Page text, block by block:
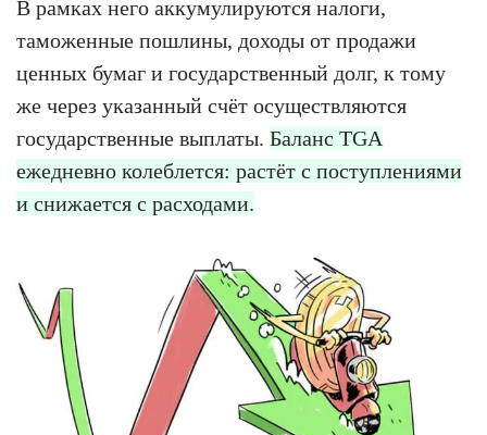
В рамках него аккумулируются налоги,
таможенные пошлины, доходы от продажи
ценных бумаг и государственный долг, к тому
же через указанный счёт осуществляются
государственные выплаты. Баланс TGA
ежедневно колеблется: растёт с поступлениями
и снижается с расходами.